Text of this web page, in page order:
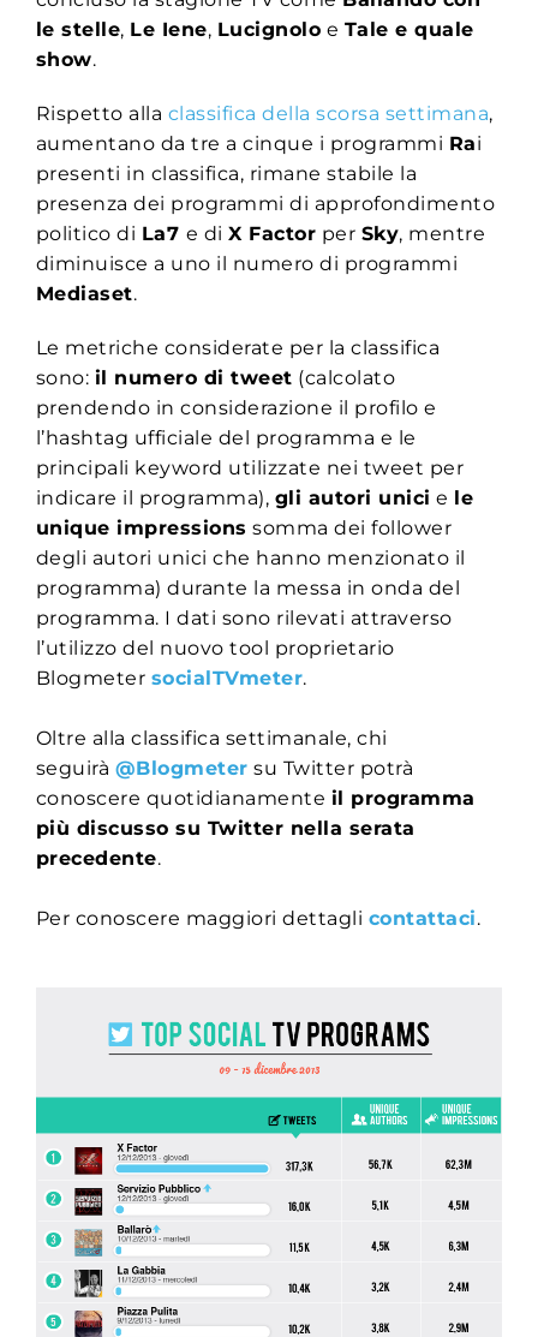
le stelle, Le Iene, Lucignolo e Tale e quale
show.
Rispetto alla classifica della scorsa settimana,
aumentano da tre a cinque i programmi Rai
presenti in classifica, rimane stabile la
presenza dei programmi di approfondimento
politico di La7 e diX Factor per Sky, mentre
diminuisce a uno il numero di programmi
Mediaset.
Le metriche considerate per la classifica
sono: il numero di tweet (calcolato
prendendo in considerazione il profilo e
l’hashtag ufficiale del programma e le
principali keyword utilizzate nei tweet per
indicare il programma), gli autori unici e le
unique impressions somma dei follower
degli autori unici che hanno menzionato il
programma) durante la messa in onda del
programma. I dati sono rilevati attraverso
l’utilizzo del nuovo tool proprietario
Blogmeter socialTVmeter.
Oltre alla classifica settimanale, chi
seguirà @Blogmeter su Twitter potrà
conoscere quotidianamente il programma
più discusso su Twitter nella serata
precedente.
Per conoscere maggiori dettagli contattaci.